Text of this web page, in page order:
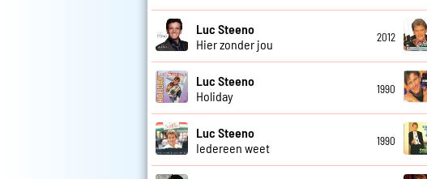
Luc Steeno
Hier zonder jou
2012
Luc Steeno
Holiday
1990
Luc Steeno
Iedereen weet
1990